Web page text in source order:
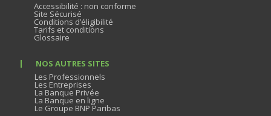
Accessibilité : non conforme
Site Sécurisé
Conditions d’éligibilité
Tarifs et conditions
Glossaire
NOS AUTRES SITES
Les Professionnels
Les Entreprises
La Banque Privée
La Banque en ligne
Le Groupe BNP Paribas